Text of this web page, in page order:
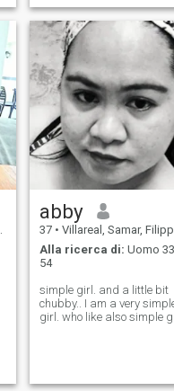
abby
37 • Villareal, Samar,
Alla ricerca di: Uomo
54
simple girl. and a little bit
chubby.. I am a very
girl. who like also simple